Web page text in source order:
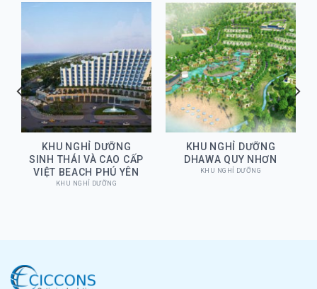
KHU NGHỈ DƯỠNG
SINH THÁI VÀ CAO CẤP
VIỆT BEACH PHÚ YÊN
KHU NGHỈ DƯỠNG
KHU NGHỈ DƯỠNG
DHAWA QUY NHƠN
KHU NGHỈ DƯỠNG